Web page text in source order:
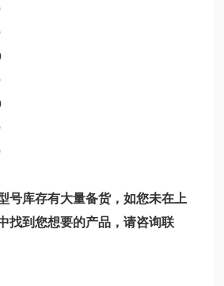
号库存有大量备货，如您未在上
找到您想要的产品，请咨询联